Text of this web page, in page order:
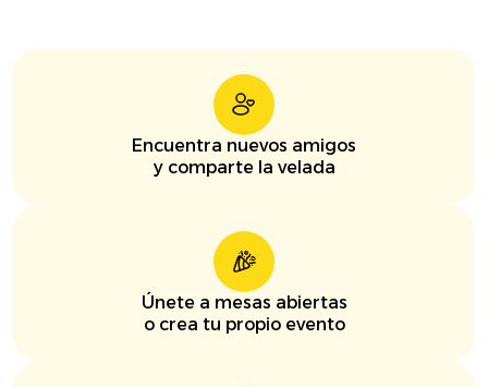
Encuentra nuevos amigos
y comparte la velada
Únete a mesas abiertas
o crea tu propio evento